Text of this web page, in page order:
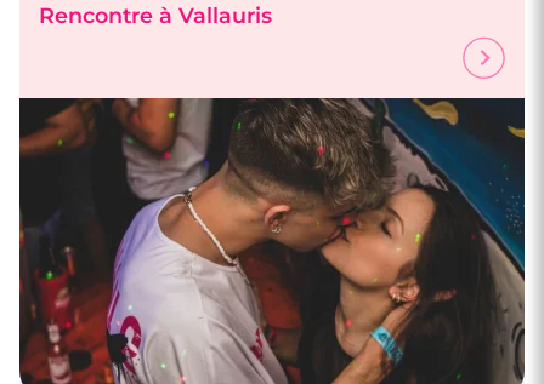
4 minutes
Rencontrez des célibataires à Aix-en-
Provence
Rencontre à Vallauris